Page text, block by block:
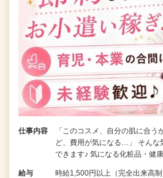
仕事内容
「このコスメ、自分の肌に合
ど、費用が気になる…」 そんな
できます♪ 気になる化粧品・健
給与
時給1,500円以上（完全出来高